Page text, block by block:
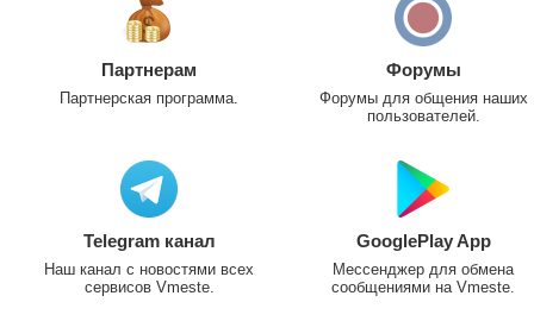
Партнерам
Партнерская программа.
Форумы
Форумы для общения наших
пользователей.
Telegram канал
Наш канал с новостями всех
сервисов Vmeste.
GooglePlay App
Мессенджер для обмена
сообщениями на Vmeste.